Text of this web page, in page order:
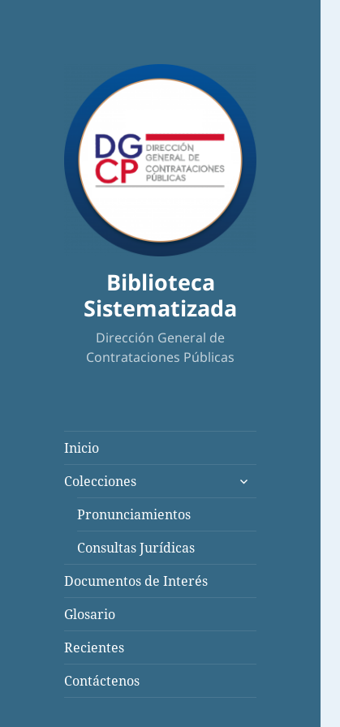
Biblioteca
Sistematizada
Dirección General de
Contrataciones Públicas
Inicio
Colecciones
expande
Pronunciamientos
Consultas Jurídicas
Documentos de Interés
Glosario
Recientes
Contáctenos